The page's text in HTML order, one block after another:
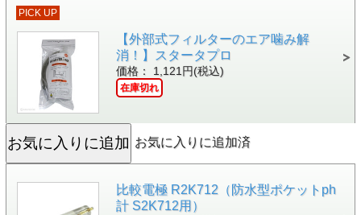
PICK UP
【外部式フィルターのエア噛み解
消！】スタータプロ
価格： 1,121円(税込)
在庫切れ
お気に入りに追加済
比較電極 R2K712（防水型ポケットph
計 S2K712用）